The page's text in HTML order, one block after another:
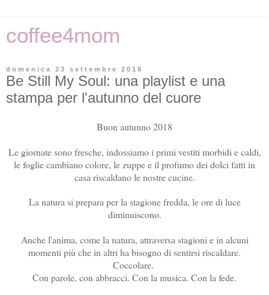
coffee4mom
domenica 23 settembre 2018
Be Still My Soul: una playlist e una
stampa per l'autunno del cuore
Buon autunno 2018
Le giornate sono fresche, indossiamo i primi vestiti morbidi e caldi,
le foglie cambiano colore, le zuppe e il profumo dei dolci fatti in
casa riscaldano le nostre cucine.
La natura si prepara per la stagione fredda, le ore di luce
diminuiscono.
Anche l'anima, come la natura, attraversa stagioni e in alcuni
momenti più che in altri ha bisogno di sentirsi riscaldare.
Coccolare.
Con parole, con abbracci. Con la musica. Con la fede.